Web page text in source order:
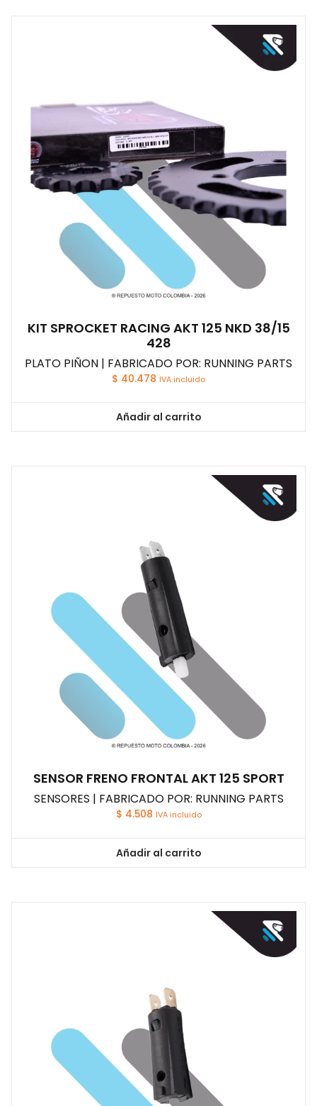
KIT SPROCKET RACING AKT 125 NKD 38/15
428
PLATO PIÑON | FABRICADO POR: RUNNING PARTS
$ 40.478 IVA incluido
Añadir al carrito
SENSOR FRENO FRONTAL AKT 125 SPORT
SENSORES | FABRICADO POR: RUNNING PARTS
$ 4.508 IVA incluido
Añadir al carrito